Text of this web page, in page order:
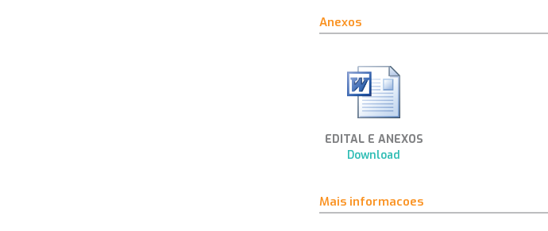
Anexos
EDITAL E ANEXOS
Download
Mais informacoes